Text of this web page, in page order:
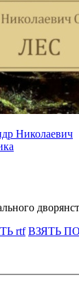
Николаевич
rtf ВЗЯТЬ